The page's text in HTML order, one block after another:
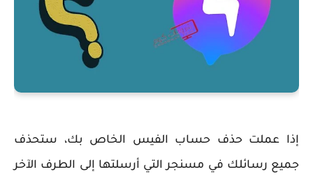
إذا عملت حذف حساب الفيس الخاص بك، ستحذف
جميع رسائلك في مسنجر التي أرسلتها إلى الطرف الآخر